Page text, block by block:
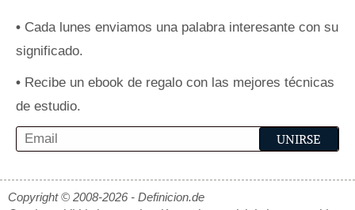
• Cada lunes enviamos una palabra interesante con su
significado.
• Recibe un ebook de regalo con las mejores técnicas
de estudio.
Copyright © 2008-2026 - Definicion.de